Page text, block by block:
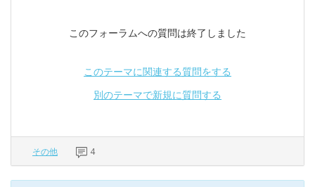
このフォーラムへの質問は終了しました
このテーマに関連する質問をする
別のテーマで新規に質問する
その他 4